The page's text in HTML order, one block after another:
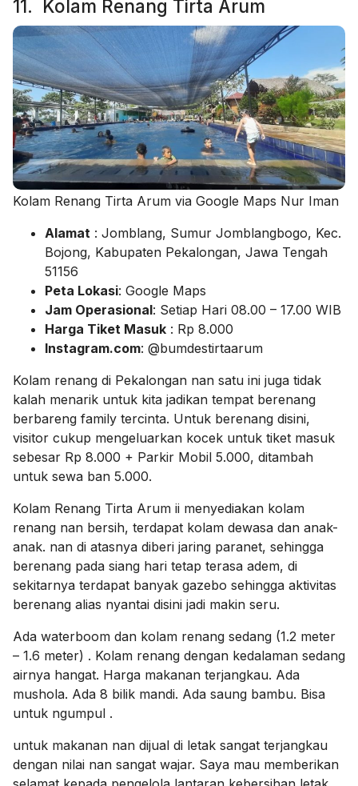
11. Kolam Renang Tirta Arum
Kolam Renang Tirta Arum via Google Maps Nur Iman
Alamat : Jomblang, Sumur Jomblangbogo, Kec.
Bojong, Kabupaten Pekalongan, Jawa Tengah
51156
Peta Lokasi: Google Maps
Jam Operasional: Setiap Hari 08.00 – 17.00 WIB
Harga Tiket Masuk : Rp 8.000
Instagram.com: @bumdestirtaarum
Kolam renang di Pekalongan nan satu ini juga tidak
kalah menarik untuk kita jadikan tempat berenang
berbareng family tercinta. Untuk berenang disini,
visitor cukup mengeluarkan kocek untuk tiket masuk
sebesar Rp 8.000 + Parkir Mobil 5.000, ditambah
untuk sewa ban 5.000.
Kolam Renang Tirta Arum ii menyediakan kolam
renang nan bersih, terdapat kolam dewasa dan anak-
anak. nan di atasnya diberi jaring paranet, sehingga
berenang pada siang hari tetap terasa adem, di
sekitarnya terdapat banyak gazebo sehingga aktivitas
berenang alias nyantai disini jadi makin seru.
Ada waterboom dan kolam renang sedang (1.2 meter
– 1.6 meter) . Kolam renang dengan kedalaman sedang
airnya hangat. Harga makanan terjangkau. Ada
mushola. Ada 8 bilik mandi. Ada saung bambu. Bisa
untuk ngumpul .
untuk makanan nan dijual di letak sangat terjangkau
dengan nilai nan sangat wajar. Saya mau memberikan